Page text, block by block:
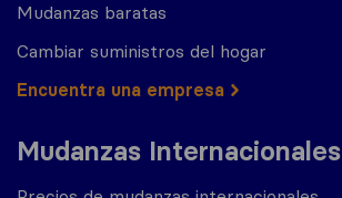
Mudanzas baratas
Cambiar suministros del hogar
Encuentra una empresa
Mudanzas Internacionales